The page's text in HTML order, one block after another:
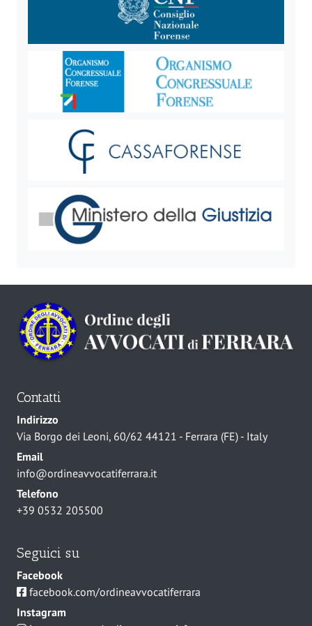
Contatti
Indirizzo
Via Borgo dei Leoni, 60/62 44121 - Ferrara (FE) - Italy
Email
info@ordineavvocatiferrara.it
Telefono
+39 0532 205500
Seguici su
Facebook
facebook.com/ordineavvocatiferrara
Instagram